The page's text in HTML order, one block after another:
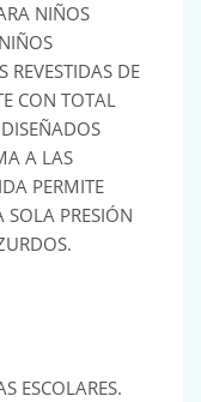
NIÑOS
REVESTIDAS DE
CON TOTAL
A LAS
PERMITE
SOLA PRESIÓN
ESCOLARES.